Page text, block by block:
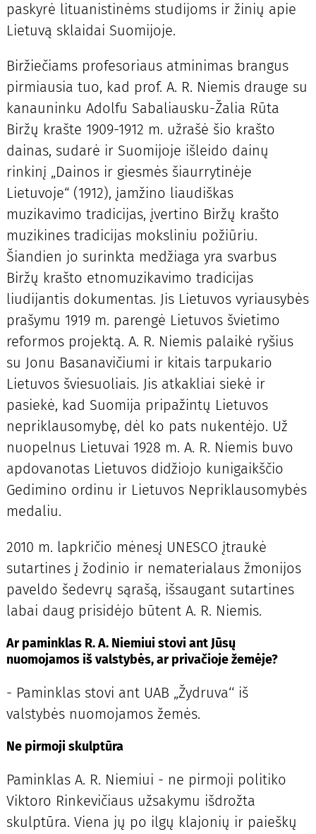
paskyrė lituanistinėms studijoms ir žinių apie
Lietuvą sklaidai Suomijoje.
Biržiečiams profesoriaus atminimas brangus
pirmiausia tuo, kad prof. A. R. Niemis drauge su
kanauninku Adolfu Sabaliausku-Žalia Rūta
Biržų krašte 1909-1912 m. užrašė šio krašto
dainas, sudarė ir Suomijoje išleido dainų
rinkinį „Dainos ir giesmės šiaurrytinėje
Lietuvoje“ (1912), įamžino liaudiškas
muzikavimo tradicijas, įvertino Biržų krašto
muzikines tradicijas moksliniu požiūriu.
Šiandien jo surinkta medžiaga yra svarbus
Biržų krašto etnomuzikavimo tradicijas
liudijantis dokumentas. Jis Lietuvos vyriausybės
prašymu 1919 m. parengė Lietuvos švietimo
reformos projektą. A. R. Niemis palaikė ryšius
su Jonu Basanavičiumi ir kitais tarpukario
Lietuvos šviesuoliais. Jis atkakliai siekė ir
pasiekė, kad Suomija pripažintų Lietuvos
nepriklausomybę, dėl ko pats nukentėjo. Už
nuopelnus Lietuvai 1928 m. A. R. Niemis buvo
apdovanotas Lietuvos didžiojo kunigaikščio
Gedimino ordinu ir Lietuvos Nepriklausomybės
medaliu.
2010 m. lapkričio mėnesį UNESCO įtraukė
sutartines į žodinio ir nematerialaus žmonijos
paveldo šedevrų sąrašą, išsaugant sutartines
labai daug prisidėjo būtent A. R. Niemis.
Ar paminklas R. A. Niemiui stovi ant Jūsų
nuomojamos iš valstybės, ar privačioje žemėje?
- Paminklas stovi ant UAB „Žydruva‘‘ iš
valstybės nuomojamos žemės.
Ne pirmoji skulptūra
Paminklas A. R. Niemiui - ne pirmoji politiko
Viktoro Rinkevičiaus užsakymu išdrožta
skulptūra. Viena jų po ilgų klajonių ir paieškų